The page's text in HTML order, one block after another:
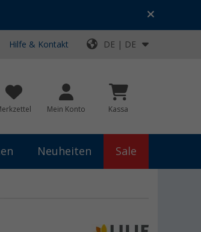
Top-Deals für dein Abenteuer!
Hilfe & Kontakt DE | DE
Mein Konto Kassa
Neuheiten Sale